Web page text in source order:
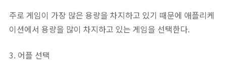
주로 게임이 가장 많은 용량을 차지하고 있기 때문에 애플리케
이션에서 용량을 많이 차지하고 있는 게임을 선택한다.
3. 어플 선택